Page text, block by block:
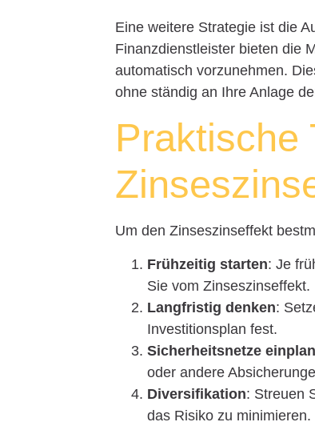
Eine weitere Strategie ist die
Finanzdienstleister bieten die
automatisch vorzunehmen.
ohne ständig an Ihre Anlage
Praktische
Um den Zinseszinseffekt
Frühzeitig starten: Je
Sie vom Zinseszinseffekt.
Langfristig denken:
Investitionsplan fest.
Sicherheitsnetze
oder andere
Diversifikation: Streuen
das Risiko zu minimieren.